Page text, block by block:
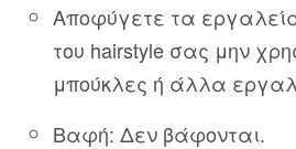
Αποφύγετε τα
του hairstyle σας μην
μπούκλες ή άλλα
Βαφή: Δεν βάφονται.